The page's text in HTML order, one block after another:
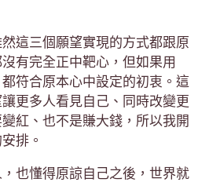
這三個願望實現的方式都跟原
有完全正中靶心，但如果用
都符合原本心中設定的初衷。這
更多人看見自己、同時改變更
紅、也不是賺大錢，所以我開
排。
也懂得原諒自己之後，世界就